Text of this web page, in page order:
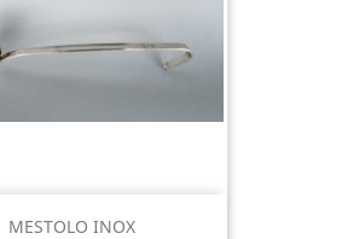
MESTOLO INOX